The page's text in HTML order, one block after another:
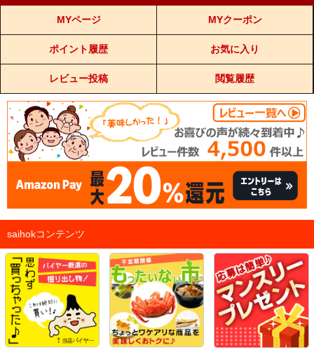
MYページ MYクーポン
ポイント履歴 お気に入り
レビュー投稿 閲覧履歴
saihokコンテンツ